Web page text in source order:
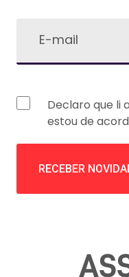
Declaro que li
estou de